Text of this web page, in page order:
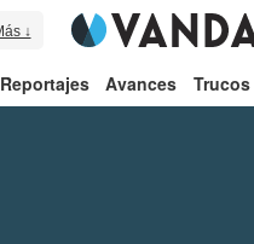
↓
Reportajes Avances Trucos